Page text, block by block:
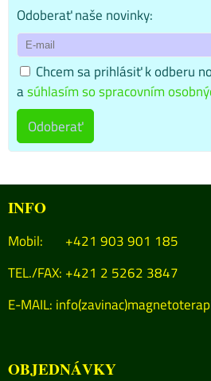
Odoberať naše novinky:
Chcem sa prihlásiť k odberu
asúhlasím so spracovním
Odoberať
INFO
Mobil: +421 903 901 185
TEL./FAX: +421 2 5262 3847
E-MAIL:
OBJEDNÁVKY